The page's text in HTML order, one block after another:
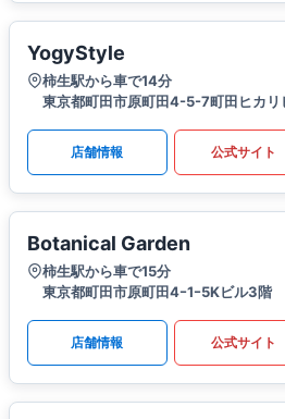
YogyStyle
柿生駅から車で14分
東京都町田市原町田4-5-7町田ヒカリ
店舗情報 公式サイト
Botanical Garden
柿生駅から車で15分
東京都町田市原町田4ｰ1ｰ5Kビル3階
店舗情報 公式サイト